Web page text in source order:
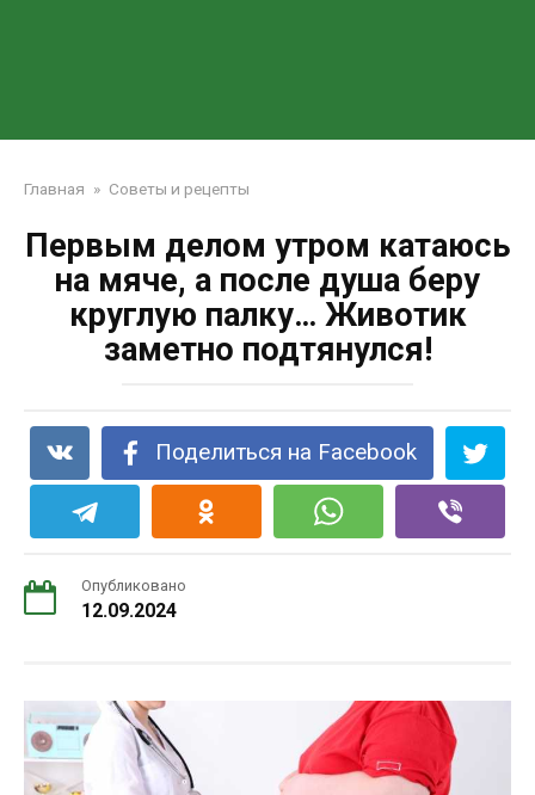
Главная » Советы и рецепты
Первым делом утром катаюсь
на мяче, а после душа беру
круглую палку… Животик
заметно подтянулся!
Поделиться на Facebook
Опубликовано
12.09.2024